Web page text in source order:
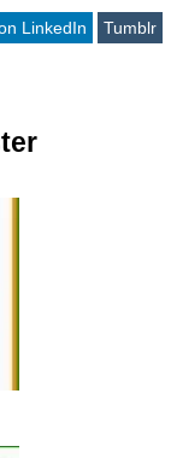
LinkedIn Tumblr